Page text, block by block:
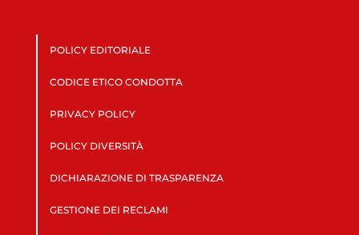
POLICY EDITORIALE
CODICE ETICO CONDOTTA
PRIVACY POLICY
POLICY DIVERSITÀ
DICHIARAZIONE DI TRASPARENZA
GESTIONE DEI RECLAMI